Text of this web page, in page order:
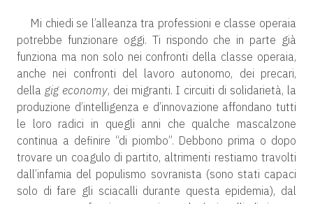
Mi chiedi se l’alleanza tra professioni e classe operaia
potrebbe funzionare oggi. Ti rispondo che in parte già
funziona ma non solo nei confronti della classe operaia,
anche nei confronti del lavoro autonomo, dei precari,
della gig economy, dei migranti. I circuiti di solidarietà, la
produzione d’intelligenza e d’innovazione affondano tutti
le loro radici in quegli anni che qualche mascalzone
continua a definire “di piombo”. Debbono prima o dopo
trovare un coagulo di partito, altrimenti restiamo travolti
dall’infamia del populismo sovranista (sono stati capaci
solo di fare gli sciacalli durante questa epidemia), dal